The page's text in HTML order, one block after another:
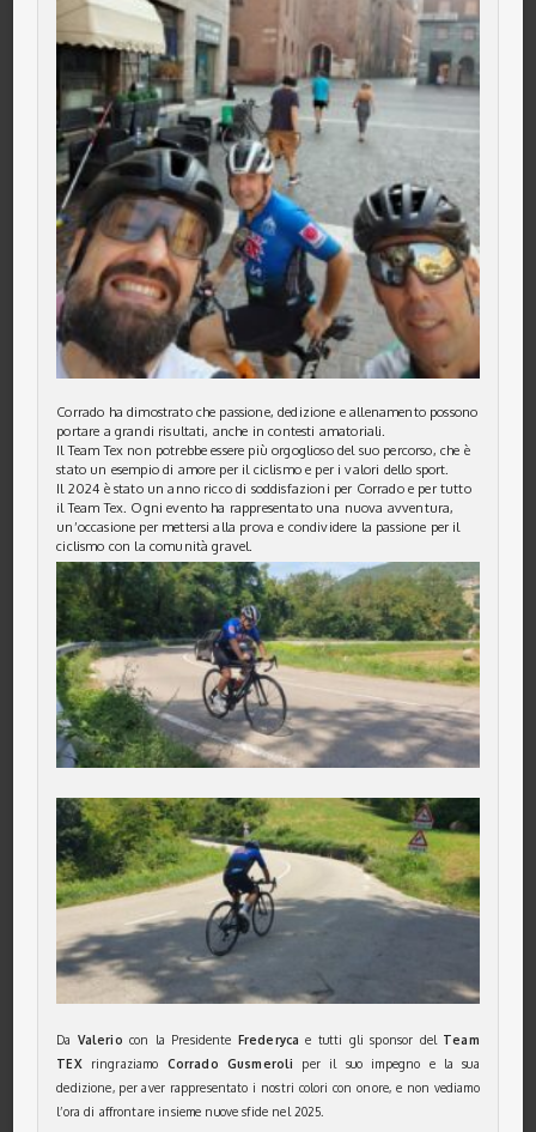
Corrado ha dimostrato che passione, dedizione e allenamento possono
portare a grandi risultati, anche in contesti amatoriali.
Il Team Tex non potrebbe essere più orgoglioso del suo percorso, che è
stato un esempio di amore per il ciclismo e per i valori dello sport.
Il 2024 è stato un anno ricco di soddisfazioni per Corrado e per tutto
il Team Tex. Ogni evento ha rappresentato una nuova avventura,
un’occasione per mettersi alla prova e condividere la passione per il
ciclismo con la comunità gravel.
Da Valerio con la Presidente Frederyca e tutti gli sponsor del Team
TEXringraziamo Corrado Gusmeroli
per il suo impegno e la sua
dedizione, per aver rappresentato i nostri colori con onore, e non vediamo
l’ora di affrontare insieme nuove sfide nel 2025.